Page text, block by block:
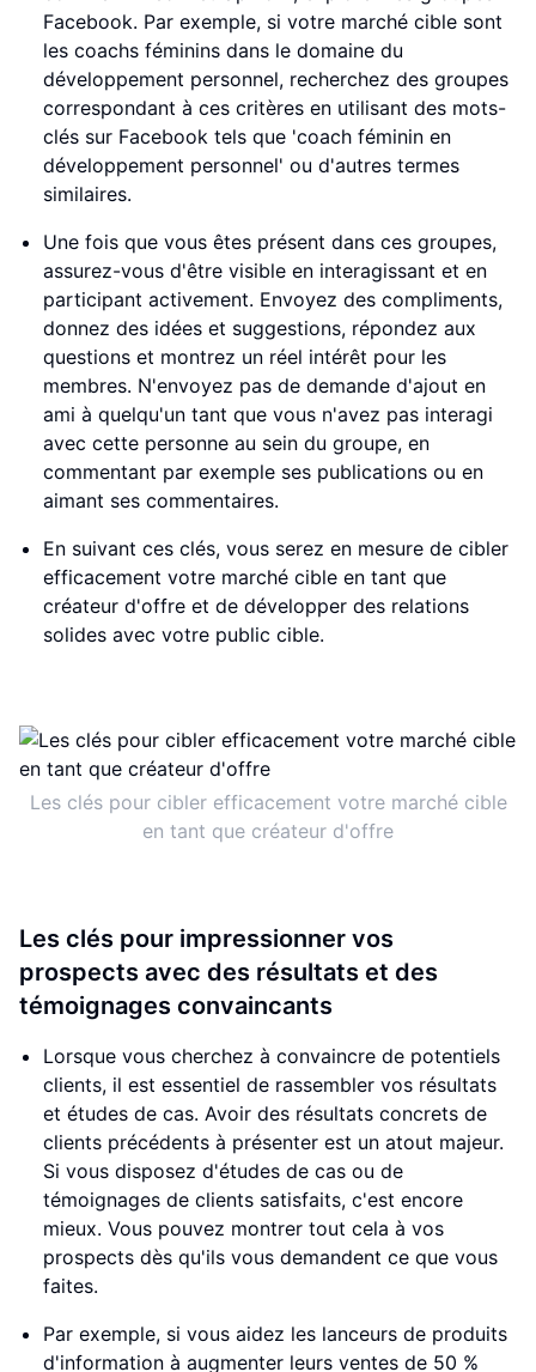
Facebook. Par exemple, si votre marché cible sont
les coachs féminins dans le domaine du
développement personnel, recherchez des groupes
correspondant à ces critères en utilisant des mots-
clés sur Facebook tels que 'coach féminin en
développement personnel' ou d'autres termes
similaires.
Une fois que vous êtes présent dans ces groupes,
assurez-vous d'être visible en interagissant et en
participant activement. Envoyez des compliments,
donnez des idées et suggestions, répondez aux
questions et montrez un réel intérêt pour les
membres. N'envoyez pas de demande d'ajout en
ami à quelqu'un tant que vous n'avez pas interagi
avec cette personne au sein du groupe, en
commentant par exemple ses publications ou en
aimant ses commentaires.
En suivant ces clés, vous serez en mesure de cibler
efficacement votre marché cible en tant que
créateur d'offre et de développer des relations
solides avec votre public cible.
Les clés pour cibler efficacement votre marché cible
en tant que créateur d'offre
Les clés pour impressionner vos
prospects avec des résultats et des
témoignages convaincants
Lorsque vous cherchez à convaincre de potentiels
clients, il est essentiel de rassembler vos résultats
et études de cas. Avoir des résultats concrets de
clients précédents à présenter est un atout majeur.
Si vous disposez d'études de cas ou de
témoignages de clients satisfaits, c'est encore
mieux. Vous pouvez montrer tout cela à vos
prospects dès qu'ils vous demandent ce que vous
faites.
Par exemple, si vous aidez les lanceurs de produits
d'information à augmenter leurs ventes de 50 %